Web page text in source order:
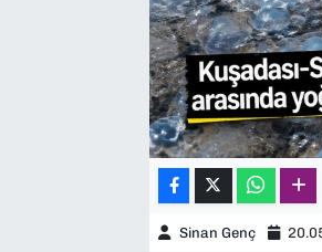
Sinan Genç
YEREL YÖNETİMLER